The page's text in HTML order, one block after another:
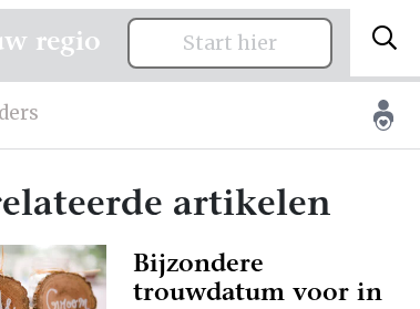
regio Start hier
artikelen
Bijzondere
trouwdatum voor in